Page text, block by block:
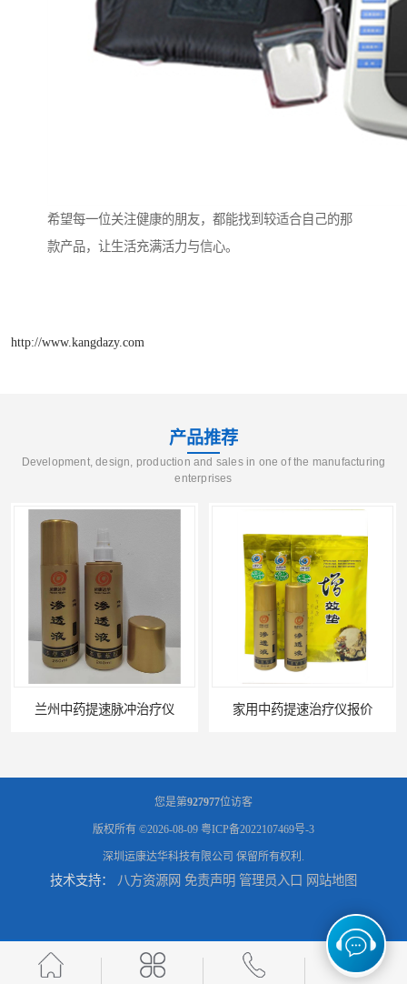
希望每一位关注健康的朋友，都能找到较适合自己的那
款产品，让生活充满活力与信心。
http://www.kangdazy.com
产品推荐
Development, design, production and sales in one of the manufacturing
enterprises
兰州中药提速脉冲治疗仪 家用中药提速治疗仪报价
天水康达中药提速 中药提速理疗仪牌子
您是第927977位访客
版权所有 ©2026-08-09 粤ICP备2022107469号-3
深圳运康达华科技有限公司 保留所有权利.
技术支持： 八方资源网 免责声明 管理员入口 网站地图